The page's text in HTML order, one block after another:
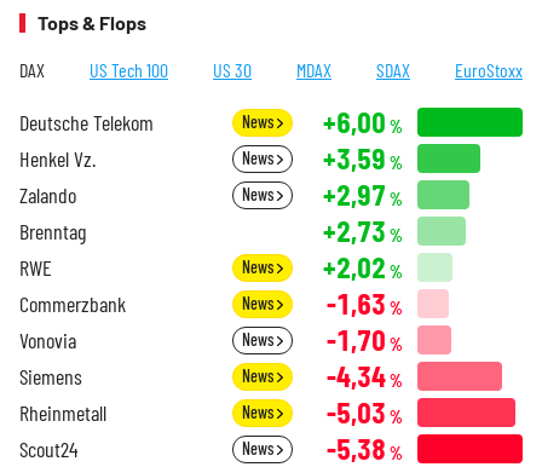
Tops & Flops
DAX US Tech 100 US 30 MDAX SDAX EuroStoxx
Deutsche Telekom News +6,00 %
Henkel Vz. News +3,59 %
Zalando News +2,97 %
Brenntag +2,73 %
RWE News +2,02 %
Commerzbank News -1,63 %
Vonovia News -1,70 %
Siemens News -4,34%
Rheinmetall News -5,03 %
Scout24 News -5,38 %